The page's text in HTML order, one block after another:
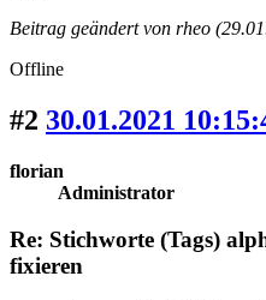
Beitrag geändert von rheo
Offline
#2 30.01.2021
florian
Administrator
Re: Stichworte (Tags)
fixieren